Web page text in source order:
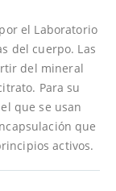
el Laboratorio
del cuerpo. Las
del mineral
Para su
que se usan
que
activos.